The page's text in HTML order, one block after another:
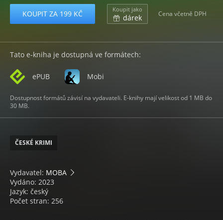
KOUPIT ZA 199 KČ Koupit jako
dárek Cena včetně DPH
Tato e-kniha je dostupná ve formátech:
ePUB Mobi
Dostupnost formátů závisí na vydavateli. E-knihy mají velikost od 1 MB do
30 MB.
ČESKÉ KRIMI
Vydavatel: MOBA
Vydáno: 2023
Jazyk: český
Počet stran: 256